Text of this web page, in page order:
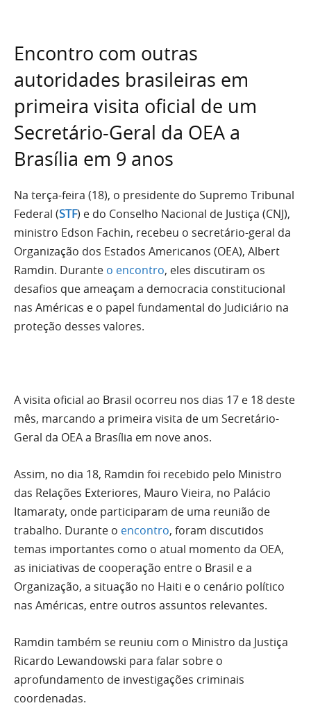
Encontro com outras
autoridades brasileiras em
primeira visita oficial de um
Secretário-Geral da OEA a
Brasília em 9 anos
Na terça-feira (18), o presidente do Supremo Tribunal
Federal (STF) e do Conselho Nacional de Justiça (CNJ),
ministro Edson Fachin, recebeu o secretário-geral da
Organização dos Estados Americanos (OEA), Albert
Ramdin. Durante o encontro, eles discutiram os
desafios que ameaçam a democracia constitucional
nas Américas e o papel fundamental do Judiciário na
proteção desses valores.
A visita oficial ao Brasil ocorreu nos dias 17 e 18 deste
mês, marcando a primeira visita de um Secretário-
Geral da OEA a Brasília em nove anos.
Assim, no dia 18, Ramdin foi recebido pelo Ministro
das Relações Exteriores, Mauro Vieira, no Palácio
Itamaraty, onde participaram de uma reunião de
trabalho. Durante o encontro, foram discutidos
temas importantes como o atual momento da OEA,
as iniciativas de cooperação entre o Brasil e a
Organização, a situação no Haiti e o cenário político
nas Américas, entre outros assuntos relevantes.
Ramdin também se reuniu com o Ministro da Justiça
Ricardo Lewandowski para falar sobre o
aprofundamento de investigações criminais
coordenadas.